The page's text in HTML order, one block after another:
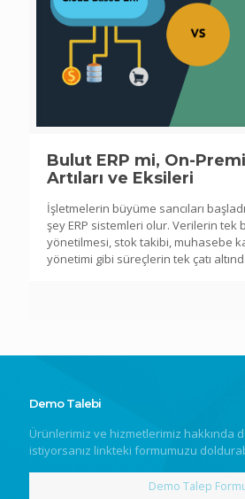
Bulut ERP mi, On-
Artıları ve Eksileri
İşletmelerin büyüme sancıları
şey ERP sistemleri olur. Verilerin tek
yönetilmesi, stok takibi, muhasebe
yönetimi gibi süreçlerin tek çatı
Demo Talebi
Ürünlerimiz ve hizmetlerimiz hakkında
istiyorsanız linkteki formumuzu
Demo Talep